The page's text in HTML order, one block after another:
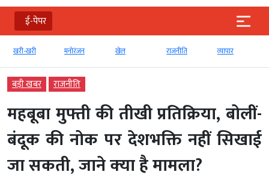
ई-पेपर
खरी-खरी मनोरंजन खेल राजनीति व्‍यापार
बड़ी खबर राजनीति
महबूबा मुफ्ती की तीखी प्रतिक्रिया, बोलीं-
बंदूक की नोक पर देशभक्ति नहीं सिखाई
जा सकती, जाने क्‍या है मामला?